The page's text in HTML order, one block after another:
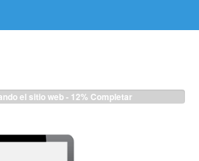
el sitio web - 12% Completar